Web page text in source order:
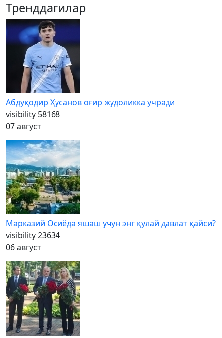
Тренддагилар
Абдуқодир Ҳусанов оғир жудоликка учради
visibility 58168
07 август
Марказий Осиёда яшаш учун энг қулай давлат қайси?
visibility23634
06 август